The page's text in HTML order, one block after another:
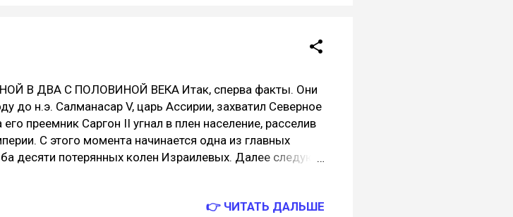
начала войну консолей. Ревнители истории могут
В ДВА С ПОЛОВИНОЙ ВЕКА Итак, сперва факты. Они
до н.э. Салманасар V, царь Ассирии, захватил Северное
его преемник Саргон II угнал в плен население, расселив
С этого момента начинается одна из главных
десяти потерянных колен Израилевых. Далее следуют
развалины Ниневии, на поиски своего дома, до
👉 ЧИТАТЬ ДАЛЬШЕ